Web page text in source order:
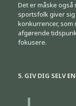
Det er måske
sportsfolk giver
konkurrencer, som
afgørende
fokusere.
5. GIV DIG SELV